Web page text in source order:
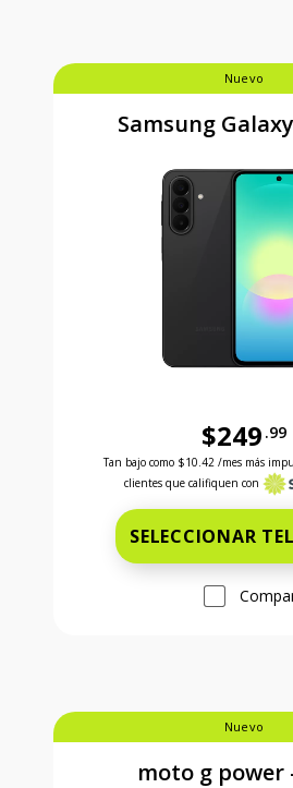
Nuevo
Samsung
$249 .99
Antes el precio era 249
Tan bajo como $10.42 /mes más
clientes que califiquen con
SELECCIONAR
Nuevo
moto g power